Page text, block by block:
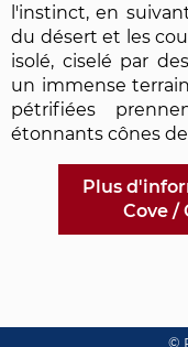
l'instinct, en
du désert et les
isolé, ciselé par
un immense
pétrifiées
étonnants cônes
Plus
Cove /
©